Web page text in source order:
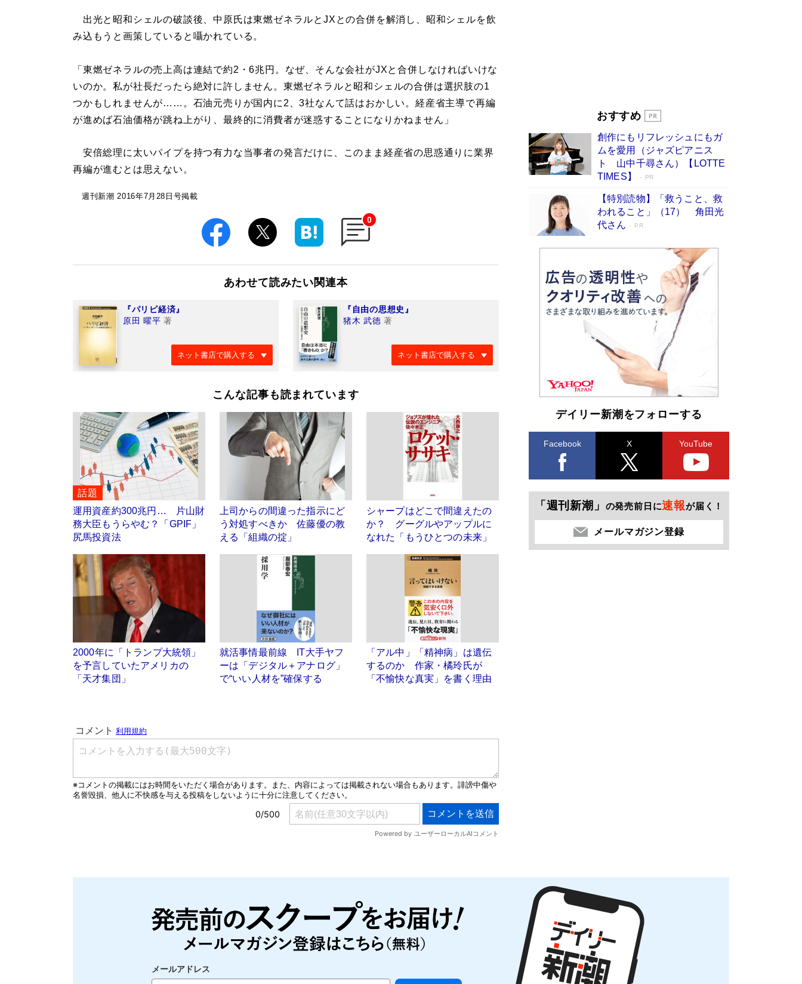
出光と昭和シェルの破談後、中原氏は東燃ゼネラルとJXとの合併を解消し、昭和シェルを飲
み込もうと画策していると囁かれている。
「東燃ゼネラルの売上高は連結で約2・6兆円。なぜ、そんな会社がJXと合併しなければいけな
いのか。私が社長だったら絶対に許しません。東燃ゼネラルと昭和シェルの合併は選択肢の1
つかもしれませんが……。石油元売りが国内に2、3社なんて話はおかしい。経産省主導で再編
が進めば石油価格が跳ね上がり、最終的に消費者が迷惑することになりかねません」
安倍総理に太いパイプを持つ有力な当事者の発言だけに、このまま経産省の思惑通りに業界
再編が進むとは思えない。
週刊新潮 2016年7月28日号掲載
0
あわせて読みたい関連本
『パリピ経済』
原田 曜平 著
ネット書店で購入する
『自由の思想史』
猪木 武徳 著
ネット書店で購入する
こんな記事も読まれています
話題
運用資産約300兆円… 片山財
務大臣もうらやむ？「GPIF」
尻馬投資法
上司からの間違った指示にど
う対処すべきか 佐藤優の教
える「組織の掟」
シャープはどこで間違えたの
か？ グーグルやアップルに
なれた「もうひとつの未来」
2000年に「トランプ大統領」
を予言していたアメリカの
「天才集団」
就活事情最前線 IT大手ヤフ
ーは「デジタル＋アナログ」
で“いい人材を”確保する
「アル中」「精神病」は遺伝
するのか 作家・橘玲氏が
「不愉快な真実」を書く理由
「『火垂るの墓』は、大嘘である」原作者が抱き
続けた“自責の念”とは…「自己憐憫は描きたくな
い」監督が徹底的にこだわったこと（後編） #
戦争の記憶
Book Bang
おすすめ
創作にもリフレッシュにもガ
ムを愛用（ジャズピアニス
ト 山中千尋さん）【LOTTE
TIMES】
PR
【特別読物】「救うこと、救
われること」（17） 角田光
代さん
PR
デイリー新潮をフォローする
Facebook X YouTube
「週刊新潮」 の発売前日に速報が届く！
メールマガジン登録
メールアドレス